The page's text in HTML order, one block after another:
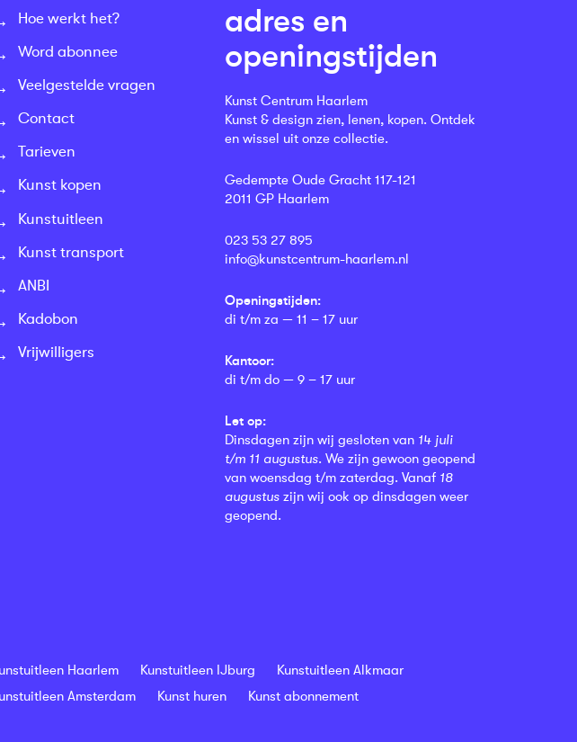
Hoe werkt het?
Word abonnee
Veelgestelde vragen
Contact
Tarieven
Kunst kopen
Kunstuitleen
Kunst transport
ANBI
Kadobon
Vrijwilligers
adres en
openingstijden
Kunst Centrum Haarlem
Kunst & design zien, lenen, kopen. Ontdek
en wissel uit onze collectie.
Gedempte Oude Gracht 117-121
2011 GP Haarlem
023 53 27 895
info@kunstcentrum-haarlem.nl
Openingstijden:
di t/m za — 11 – 17 uur
Kantoor:
di t/m do — 9 – 17 uur
Let op:
Dinsdagen zijn wij gesloten van 14 juli
t/m 11 augustus. We zijn gewoon geopend
van woensdag t/m zaterdag. Vanaf 18
augustus zijn wij ook op dinsdagen weer
geopend.
Haarlem Kunstuitleen IJburg
Kunstuitleen Alkmaar
Amsterdam
Kunst huren Kunst abonnement